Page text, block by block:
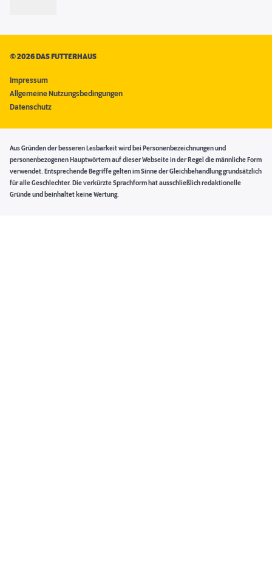
©2026 DAS FUTTERHAUS
Impressum
Allgemeine Nutzungsbedingungen
Datenschutz
Aus Gründen der besseren Lesbarkeit wird bei Personenbezeichnungen und
personenbezogenen Hauptwörtern auf dieser Webseite in der Regel die männliche Form
verwendet. Entsprechende Begriffe gelten im Sinne der Gleichbehandlung grundsätzlich
für alle Geschlechter. Die verkürzte Sprachform hat ausschließlich redaktionelle
Gründe und beinhaltet keine Wertung.